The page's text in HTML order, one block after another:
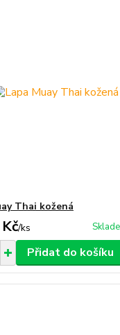
Thai kožená
/ks
Přidat do košíku